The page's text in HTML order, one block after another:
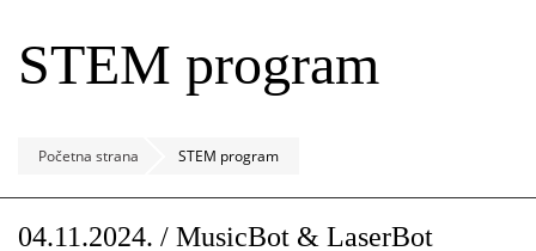
STEM program
Početna strana STEM program
04.11.2024. / MusicBot & LaserBot